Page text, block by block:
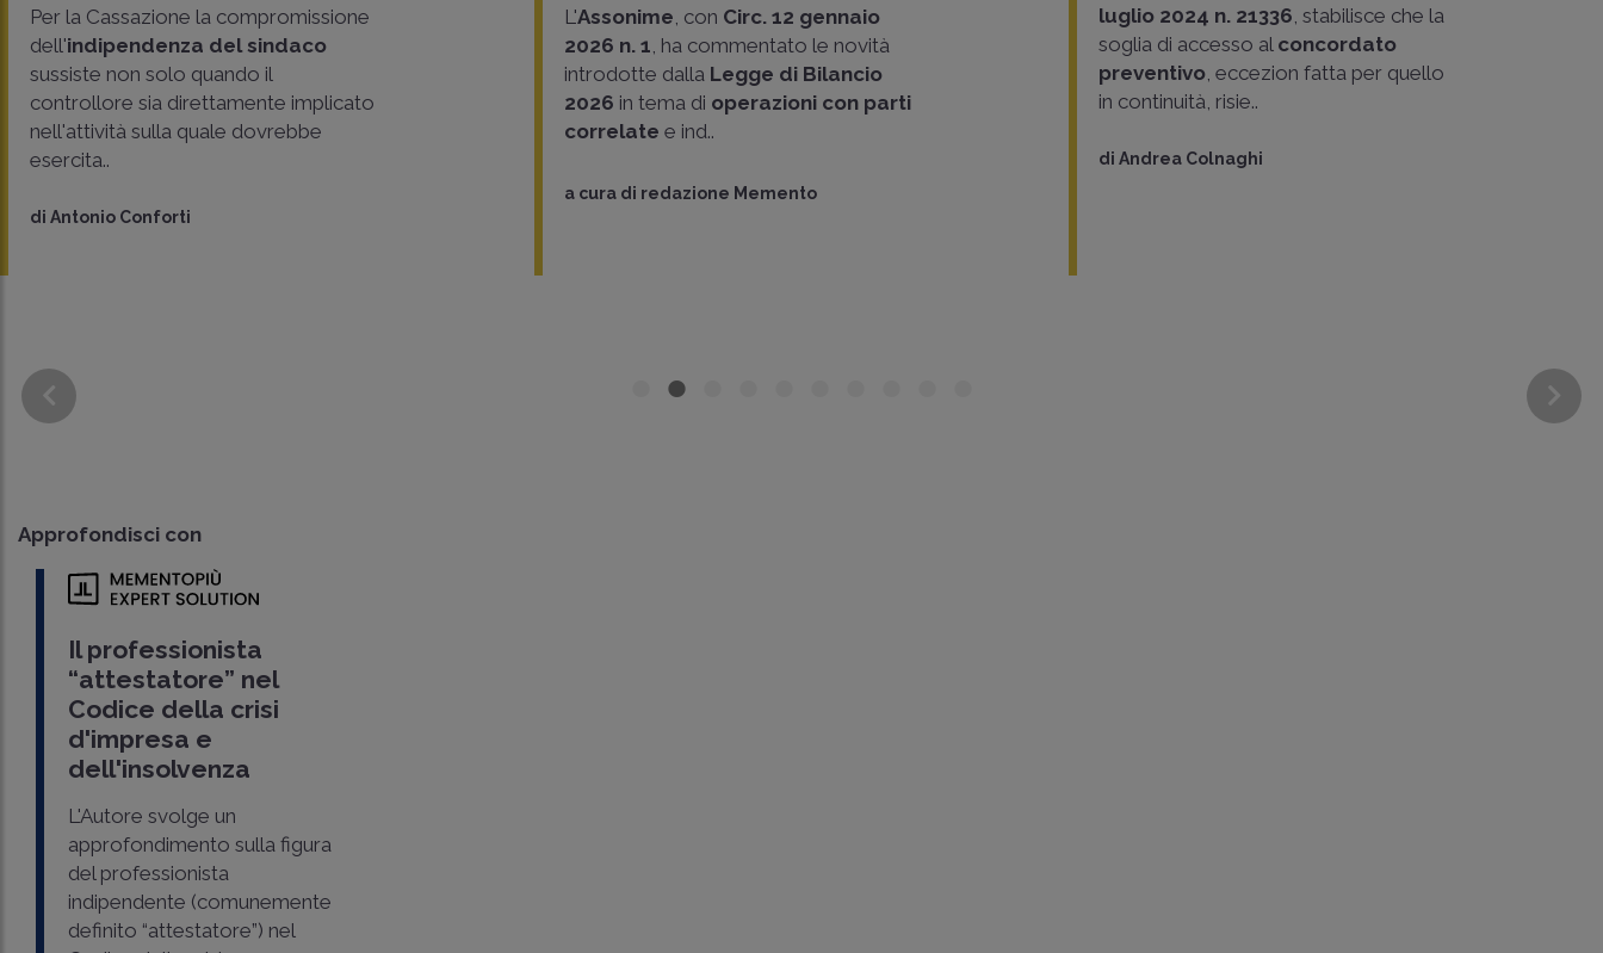
Per la Cassazione la compromissione
dell'indipendenza del sindaco
sussiste non solo quando il
controllore sia direttamente implicato
nell'attività sulla quale dovrebbe
esercita..
di Antonio Conforti
L'Assonime , con Circ. 12 gennaio
2026 n. 1 , ha commentato le novità
introdotte dalla Legge di Bilancio
2026 in tema di operazioni con parti
correlate e ind..
a cura di redazione Memento
luglio 2024 n. 21336 , stabilisce che la
soglia di accesso al concordato
preventivo , eccezion fatta per quello
in continuità, risie..
di Andrea Colnaghi
Approfondisci con
Il professionista
“attestatore” nel
Codice della crisi
d'impresa e
dell'insolvenza
L'Autore svolge un
approfondimento sulla figura
del professionista
indipendente (comunemente
definito “attestatore”) nel